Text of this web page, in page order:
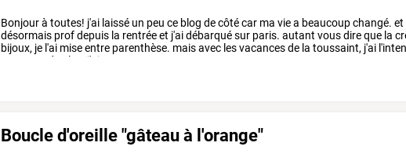
Bonjourà toutes! j'ai laissé un peu ce blog decôtécar ma viea beaucoupchangé. et
désormais profdepuis la rentréeet j'aidébarquésur paris. autant vousdireque la
bijoux, je l'ai miseentre parenthèse. maisavec lesvacancesde la toussaint, j'ai
de plus, j'ai
Boucle d'oreille "gâteau à l'orange"